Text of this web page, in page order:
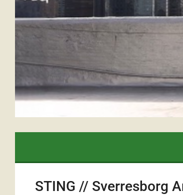
STING // Sverresborg